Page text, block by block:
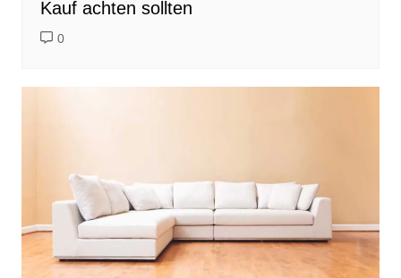
Kauf achten sollten
0